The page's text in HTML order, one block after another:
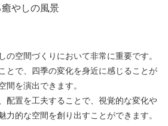
やしの風景
の空間づくりにおいて非常に重要です。
とで、四季の変化を身近に感じることが
間を演出できます。
配置を工夫することで、視覚的な変化や
力的な空間を創り出すことができます。